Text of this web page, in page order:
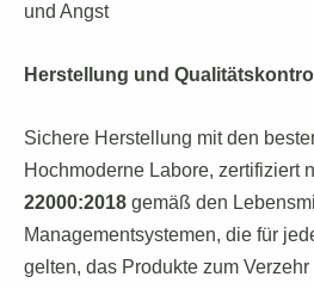
und Angst
Herstellung und
Sichere Herstellung mit den
Hochmoderne Labore, zertifiziert
22000:2018 gemäß den
Managementsystemen, die für
gelten, das Produkte zum Verzehr